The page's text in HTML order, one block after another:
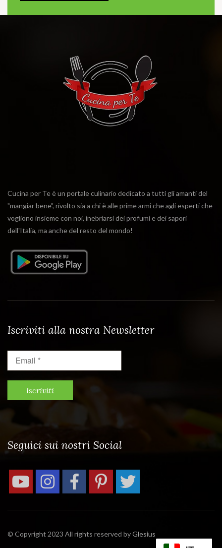
Cucina per Te è un portale culinario dedicato a tutti gli amanti del
"mangiar bene", rivolto sia a chi è alle prime armi che agli esperti che
vogliono insieme con noi, inebriarsi dei profumi e dei sapori
dell'Italia, ma anche del resto del mondo!
Iscriviti alla nostra Newsletter
Seguici sui nostri Social
© Copyright 2023 All rights reserved byGlesius